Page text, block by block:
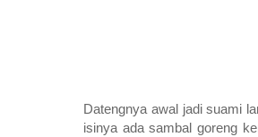
Datengnya awal jadi suami
isinya ada sambal goreng